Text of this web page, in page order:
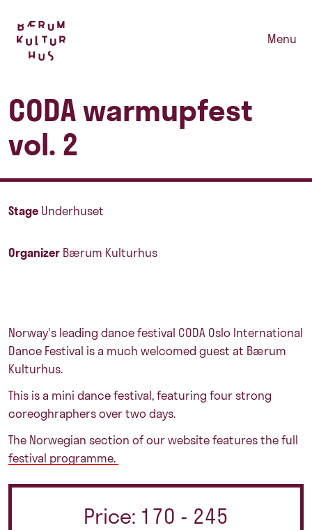
Menu
CODA warmupfest
vol. 2
Stage Underhuset
Organizer Bærum Kulturhus
Norway's leading dance festival CODA Oslo International
Dance Festival is a much welcomed guest at Bærum
Kulturhus.
This is a mini dance festival, featuring four strong
coreoghraphers over two days.
The Norwegian section of our website features the full
festival programme.
Price: 170 - 245